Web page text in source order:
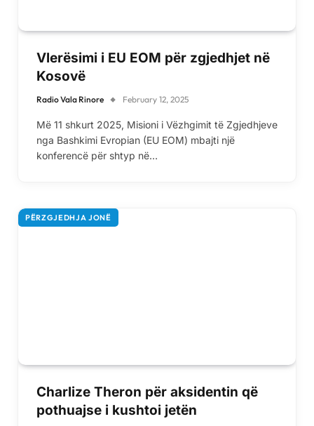
Vlerësimi i EU EOM për zgjedhjet në
Kosovë
Radio Vala Rinore February 12, 2025
Më 11 shkurt 2025, Misioni i Vëzhgimit të Zgjedhjeve
nga Bashkimi Evropian (EU EOM) mbajti një
konferencë për shtyp në…
PËRZGJEDHJA JONË
Charlize Theron për aksidentin që
pothuajse i kushtoi jetën